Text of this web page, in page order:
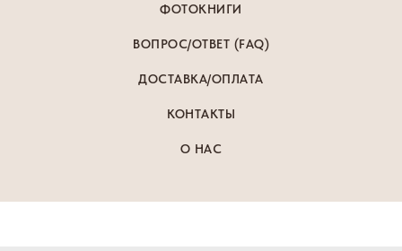
ФОТОКНИГИ
ВОПРОС/ОТВЕТ (FAQ)
ДОСТАВКА/ОПЛАТА
КОНТАКТЫ
О НАС